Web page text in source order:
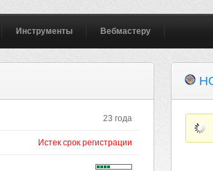
Инструменты Вебмастеру
23 года
Истек срок регистрации